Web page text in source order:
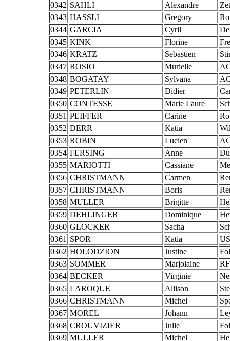
0342 SAHLI Alexandre
0343 HASSLI Gregory
0344 GARCIA Cyril
0345 KINK Florine
0346 KRATZ Sebastien
0347 ROSIO Murielle
0348 BOGATAY Sylvana
0349 PETERLIN Didier
0350 CONTESSE Marie Laure
0351 PEIFFER Carine
0352 DERR Katia
0353 ROBIN Lucien
0354 FERSING Anne
0355 MARIOTTI Cassiane
0356 CHRISTMANN Carmen
0357 CHRISTMANN Boris
0358 MULLER Brigitte
0359 DEHLINGER Dominique
0360 GLOCKER Sacha
0361 SPOR Katia
0362 HOLODZION Justine
0363 SOMMER Marjolaine
0364 BECKER Virginie
0365 LAROQUE Allison
0366 CHRISTMANN Michel
0367 MOREL Johann
0368 CROUVIZIER Julie
0369 MULLER Michel